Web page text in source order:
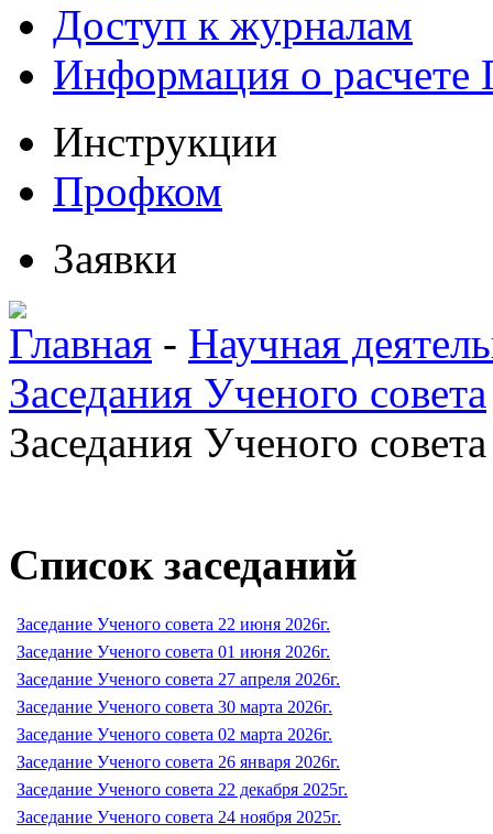
Доступ к журналам
Информация о
Инструкции
Профком
Заявки
Главная - Научная
Заседания Ученого совета
Заседания Ученого
Список заседаний
Заседание Ученого совета 22 июня 2026г.
Заседание Ученого совета 01 июня 2026г.
Заседание Ученого совета 27 апреля 2026г.
Заседание Ученого совета 30 марта 2026г.
Заседание Ученого совета 02 марта 2026г.
Заседание Ученого совета 26 января 2026г.
Заседание Ученого совета 22 декабря 2025г.
Заседание Ученого совета 24 ноября 2025г.